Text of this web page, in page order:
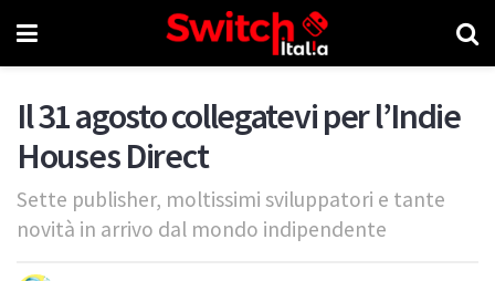
Il 31 agosto collegatevi per l’Indie
Houses Direct
Sette publisher, moltissimi sviluppatori e tante
novità in arrivo dal mondo indipendente